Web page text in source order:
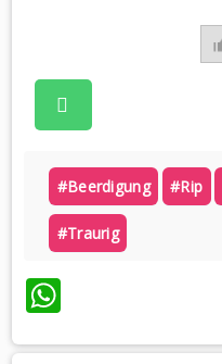
#beerdigung #rip
#traurig
WhatsApp